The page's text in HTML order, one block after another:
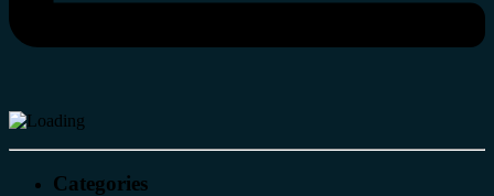
Categories